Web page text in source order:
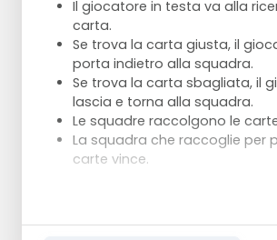
Il giocatore in testa va alla
carta.
Se trova la carta giusta, il
porta indietro alla squadra.
Se trova la carta sbagliata, il
lascia e torna alla squadra.
Le squadre raccolgono le
La squadra che raccoglie per
carte vince.